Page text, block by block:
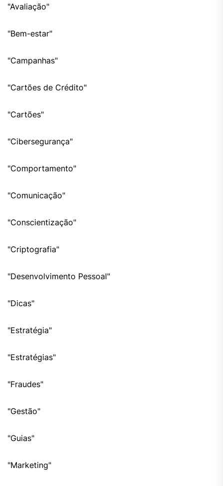
"Avaliação"
"Bem-estar"
"Campanhas"
"Cartões de Crédito"
"Cartões"
"Cibersegurança"
"Comportamento"
"Comunicação"
"Conscientização"
"Criptografia"
"Desenvolvimento Pessoal"
"Dicas"
"Estratégia"
"Estratégias"
"Fraudes"
"Gestão"
"Guias"
"Marketing"